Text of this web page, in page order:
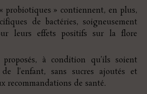
probiotiques » contiennent, en plus,
de bactéries, soigneusement
leurs effets positifs sur la flore
à condition qu’ils soient
l’enfant, sans sucres ajoutés et
recommandations de santé.